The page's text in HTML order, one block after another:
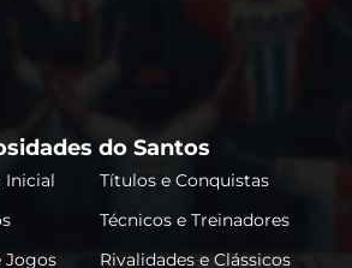
do Santos
Inicial
Títulos e Conquistas
Técnicos e Treinadores
Jogos
Rivalidades e Clássicos